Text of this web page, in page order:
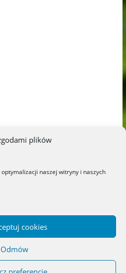
plików
naszej witryny i naszych
cookies
Odmów
książkach dla dzieci i młodzieży –
. All rights reserved.